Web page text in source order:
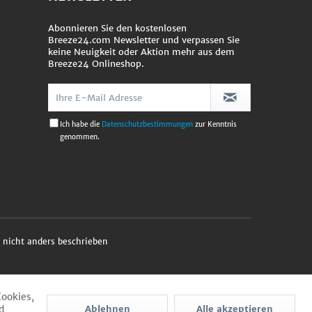
Abonnieren Sie den kostenlosen
Breeze24.com Newsletter und verpassen Sie
keine Neuigkeit oder Aktion mehr aus dem
Breeze24 Onlineshop.
Ich habe die Datenschutzbestimmungen zur Kenntnis
genommen.
anders beschrieben
Ablehnen Alle akzeptieren